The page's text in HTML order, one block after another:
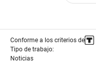
Conforme a los criterios de
Tipo de trabajo:
Noticias